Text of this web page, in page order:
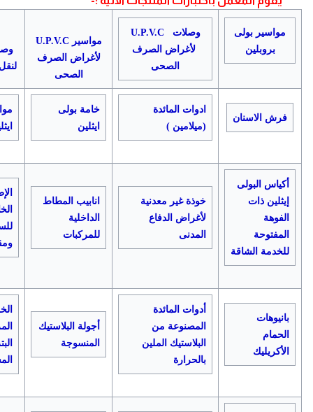
مواسير بولى
بروبلين
وصلات
U.P.V.C
لأغراض الصرف
الصحى
مواسير U.P.V.C
لأغراض الصرف
الصحى
فرش الاسنان
ادوات المائدة
(ميلامين )
خامة بولى
ايثلين
أكياس البولى
إيثلين ذات
الفوهة
المفتوحة
للخدمة الشاقة
خوذة غير معدنية
لأغراض الدفاع
المدنى
انابيب المطاط
الداخلية
للمركبات
بانيوهات
الحمام
الأكريليك
أدوات المائدة
المصنوعة من
البلاستيك الملين
بالحرارة
أجولة البلاستيك
المنسوجة